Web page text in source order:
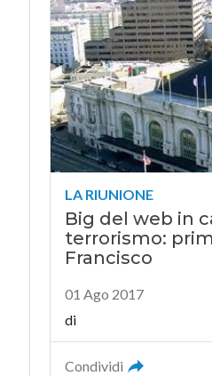
LA RIUNIONE
Big del web in
terrorismo:
Francisco
01 Ago 2017
di
Condividi